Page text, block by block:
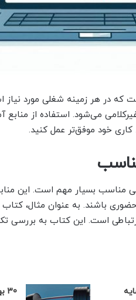
که در هر زمینه شغلی مورد نیاز
می‌شود. استفاده از
خود موفق‌تر عمل کنید.
مناسب بسیار مهم است. این
باشند. به عنوان مثال، کتاب
است. این کتاب به بررسی